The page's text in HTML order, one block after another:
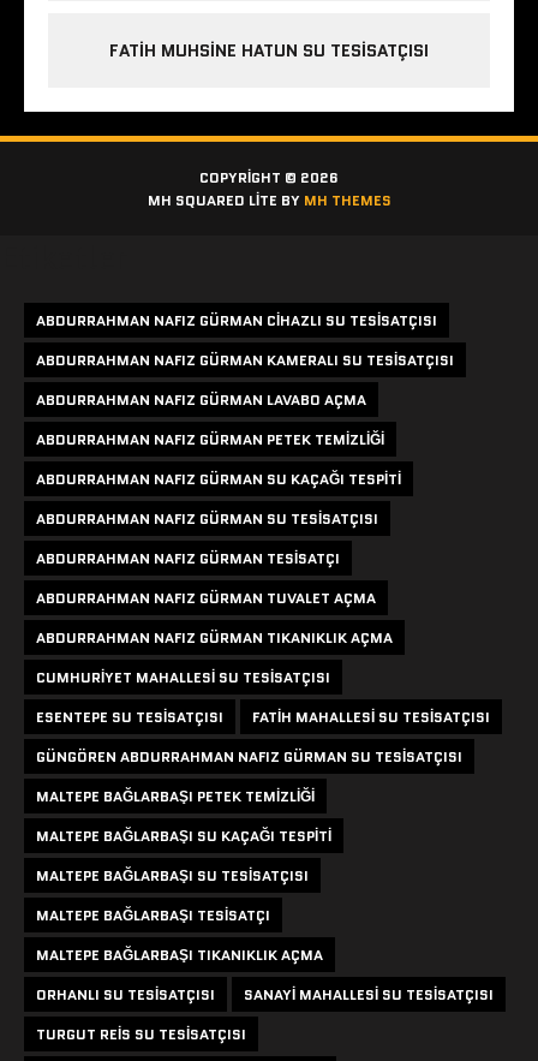
FATIH MUHSINE HATUN SU TESISATÇISI
COPYRIGHT © 2026
MH SQUARED LITE BY MH THEMES
ABDURRAHMAN NAFIZ GÜRMAN CIHAZLI SU TESISATÇISI
ABDURRAHMAN NAFIZ GÜRMAN KAMERALI SU TESISATÇISI
ABDURRAHMAN NAFIZ GÜRMAN LAVABO AÇMA
ABDURRAHMAN NAFIZ GÜRMAN PETEK TEMIZLIĞI
ABDURRAHMAN NAFIZ GÜRMAN SU KAÇAĞI TESPITI
ABDURRAHMAN NAFIZ GÜRMAN SU TESISATÇISI
ABDURRAHMAN NAFIZ GÜRMAN TESISATÇI
ABDURRAHMAN NAFIZ GÜRMAN TUVALET AÇMA
ABDURRAHMAN NAFIZ GÜRMAN TIKANIKLIK AÇMA
CUMHURIYET MAHALLESI SU TESISATÇISI
ESENTEPE SU TESISATÇISI
FATIH MAHALLESI SU TESISATÇISI
GÜNGÖREN ABDURRAHMAN NAFIZ GÜRMAN SU TESISATÇISI
MALTEPE BAĞLARBAŞI PETEK TEMIZLIĞI
MALTEPE BAĞLARBAŞI SU KAÇAĞI TESPITI
MALTEPE BAĞLARBAŞI SU TESISATÇISI
MALTEPE BAĞLARBAŞI TESISATÇI
MALTEPE BAĞLARBAŞI TIKANIKLIK AÇMA
ORHANLI SU TESISATÇISI
SANAYI MAHALLESI SU TESISATÇISI
TURGUT REIS SU TESISATÇISI